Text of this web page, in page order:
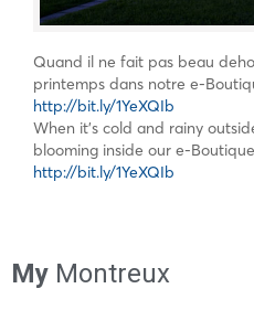
Quand il ne fait pas beau
printemps dans notre e-
http://bit.ly/1YeXQIb
When it’s cold and rainy
blooming inside our e-
http://bit.ly/1YeXQIb
My Montreux